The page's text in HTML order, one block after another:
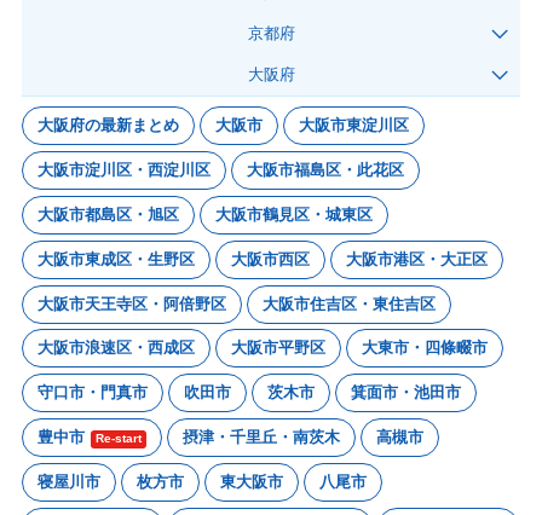
京都府
大阪府
大阪府の最新まとめ 大阪市 大阪市東淀川区
大阪市淀川区・西淀川区 大阪市福島区・此花区
大阪市都島区・旭区 大阪市鶴見区・城東区
大阪市東成区・生野区 大阪市西区 大阪市港区・大正区
大阪市天王寺区・阿倍野区 大阪市住吉区・東住吉区
大阪市浪速区・西成区 大阪市平野区 大東市・四條畷市
守口市・門真市 吹田市 茨木市 箕面市・池田市
豊中市 Re-start 摂津・千里丘・南茨木 高槻市
寝屋川市 枚方市 東大阪市 八尾市